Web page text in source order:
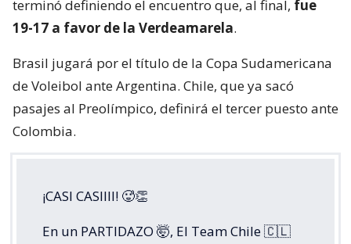
terminó definiendo el encuentro que, al final, fue
19-17 a favor de la Verdeamarela.
Brasil jugará por el título de la Copa Sudamericana
de Voleibol ante Argentina. Chile, que ya sacó
pasajes al Preolímpico, definirá el tercer puesto ante
Colombia.
¡CASI CASIIII! 🥵👏
En un PARTIDAZO 🤯, El Team Chile 🇨🇱